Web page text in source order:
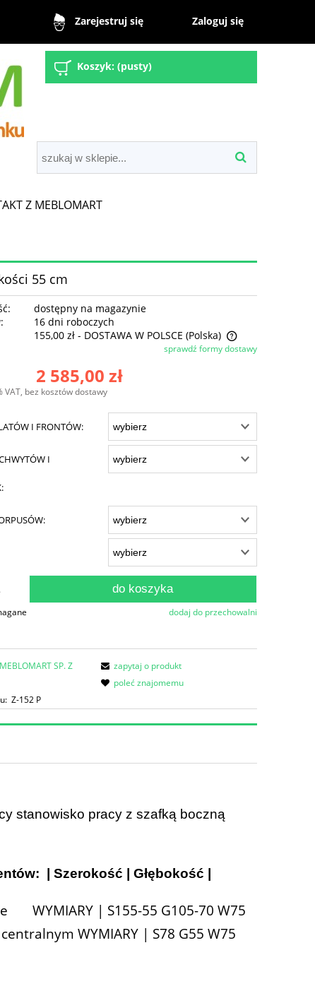
Zarejestruj się Zaloguj się
Koszyk: (pusty)
Z MEBLOMART
55 cm
dostępny na magazynie
16 dni roboczych
155,00 zł - DOSTAWA W POLSCE (Polska)
Cena nie zawiera ewentualnych kosztów
płatności
sprawdź formy dostawy
2 585,00 zł
VAT, bez kosztów dostawy
I FRONTÓW:
I
do koszyka
dodaj do przechowalni
MEBLOMART SP. Z
Z-152 P
zapytaj o produkt
poleć znajomemu
stanowisko pracy z szafką boczną
| Szerokość | Głębokość |
WYMIARY | S155-55 G105-70 W75
WYMIARY | S78 G55 W75